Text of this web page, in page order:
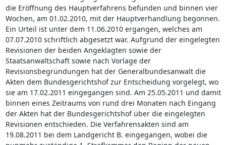
die Eröffnung des Hauptverfahrens befunden und binnen vier
Wochen, am 01.02.2010, mit der Hauptverhandlung begonnen.
Ein Urteil ist unter dem 11.06.2010 ergangen, welches am
07.07.2010 schriftlich abgesetzt war. Aufgrund der eingelegten
Revisionen der beiden Angeklagten sowie der
Staatsanwaltschaft sowie nach Vorlage der
Revisionsbegründungen hat der Generalbundesanwalt die
Akten dem Bundesgerichtshof zur Entscheidung vorgelegt, wo
sie am 17.02.2011 eingegangen sind. Am 25.05.2011 und damit
binnen eines Zeitraums von rund drei Monaten nach Eingang
der Akten hat der Bundesgerichtshof über die eingelegten
Revisionen entschieden. Die Verfahrensakten sind am
19.08.2011 bei dem Landgericht B. eingegangen, wobei die